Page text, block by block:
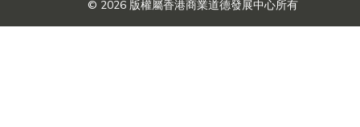
© 2026 版權屬香港商業道德發展中心所有